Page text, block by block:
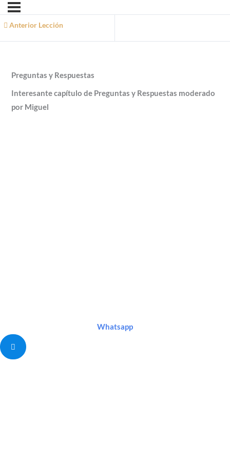
Anterior Lección
Preguntas y Respuestas
Interesante capítulo de Preguntas y Respuestas moderado
por Miguel
Whatsapp